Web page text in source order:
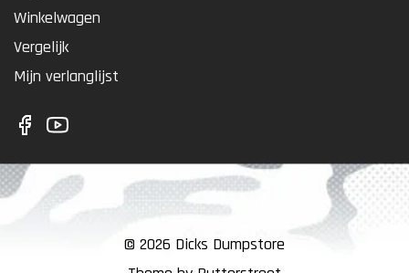
Winkelwagen
Vergelijk
Mijn verlanglijst
© 2026 Dicks Dumpstore